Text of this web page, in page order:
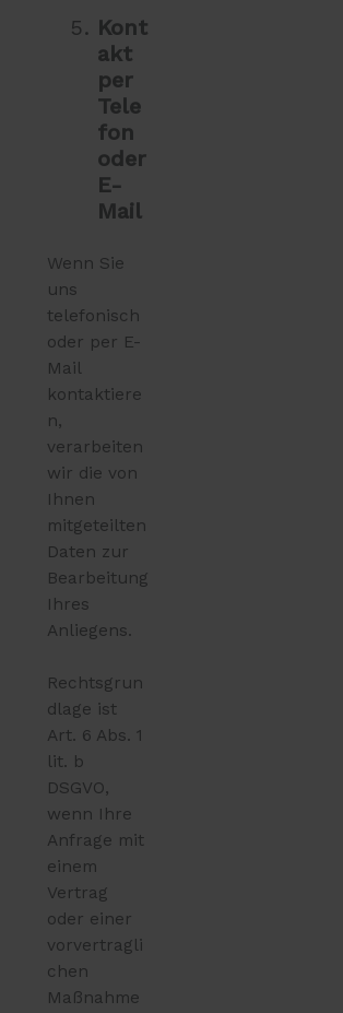
Kont
akt
per
Tele
fon
oder
E-
Mail
Wenn Sie
uns
telefonisch
oder per E-
Mail
kontaktiere
n,
verarbeiten
wir die von
Ihnen
mitgeteilten
Daten zur
Bearbeitung
Ihres
Anliegens.
Rechtsgrun
dlage ist
Art. 6 Abs. 1
lit. b
DSGVO,
wenn Ihre
Anfrage mit
einem
Vertrag
oder einer
vorvertragli
chen
Maßnahme